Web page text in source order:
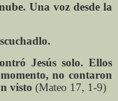
Una voz desde la
Jesús solo. Ellos
no contaron
visto (Mateo 17, 1-9)